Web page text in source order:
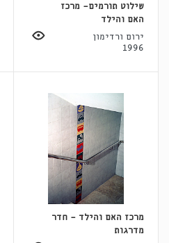
שילוט תורמים- מרכז
האם והילד
ירום ורדימון
1996
מרכז האם והילד - חדר
מדרגות